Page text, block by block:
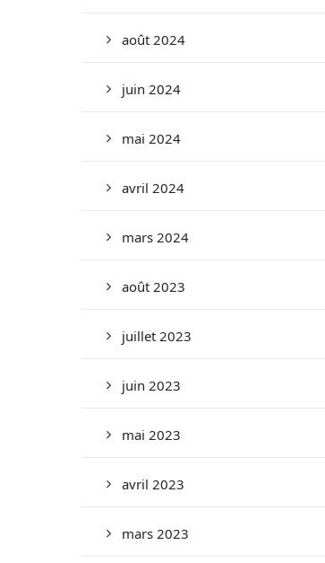
août 2024
juin 2024
mai 2024
avril 2024
mars 2024
août 2023
juillet 2023
juin 2023
mai 2023
avril 2023
mars 2023